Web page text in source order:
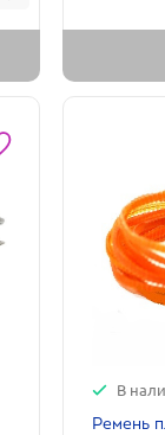
В
Ремень